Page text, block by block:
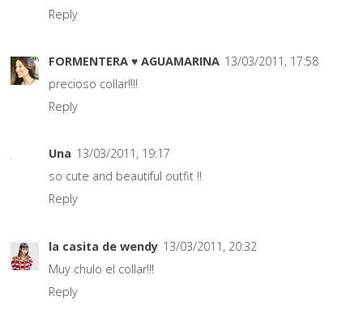
Reply
FORMENTERA ♥ AGUAMARINA 13/03/2011, 17:58
precioso collar!!!!
Reply
Una 13/03/2011, 19:17
so cute and beautiful outfit !!
Reply
la casita de wendy 13/03/2011, 20:32
Muy chulo el collar!!!
Reply